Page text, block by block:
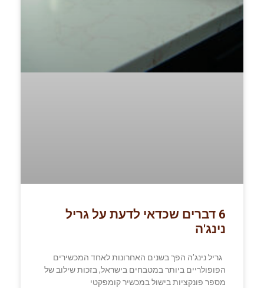
6 דברים שכדאי לדעת על גריל
נינג'ה
גריל נינג'ה הפך בשנים האחרונות לאחד המכשירים
הפופולריים ביותר במטבחים בישראל, בזכות שילוב של
מספר פונקציות בישול במכשיר קומפקטי